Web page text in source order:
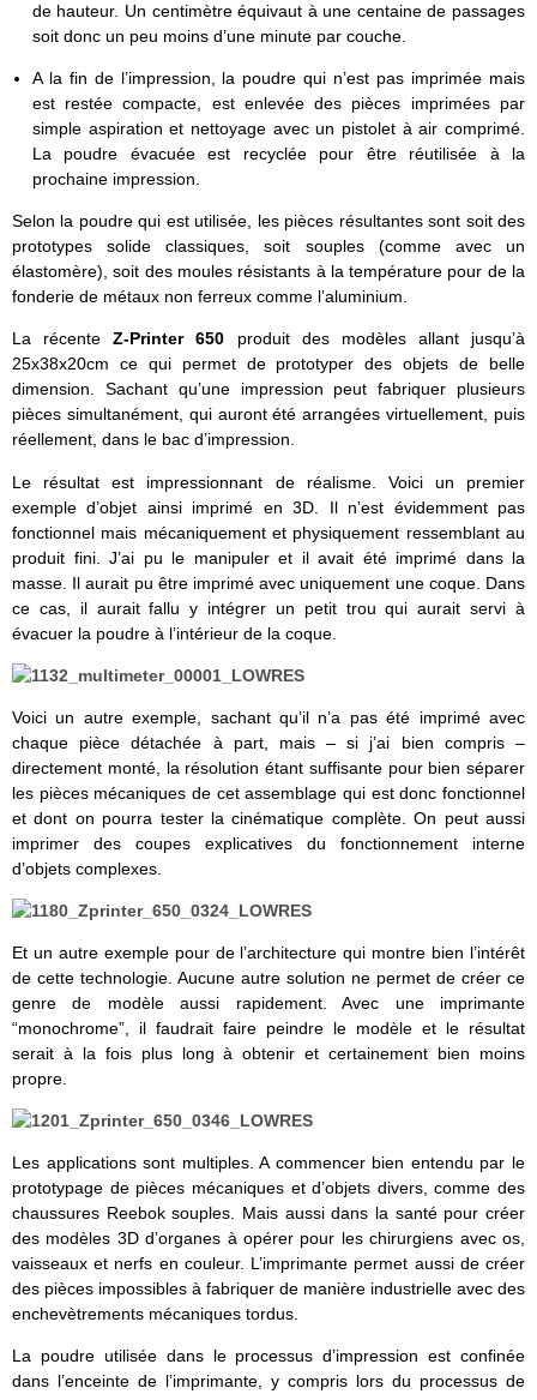
de hauteur. Un centimètre équivaut à une centaine de passages
soit donc un peu moins d’une minute par couche.
A la fin de l’impression, la poudre qui n’est pas imprimée mais
est restée compacte, est enlevée des pièces imprimées par
simple aspiration et nettoyage avec un pistolet à air comprimé.
La poudre évacuée est recyclée pour être réutilisée à la
prochaine impression.
Selon la poudre qui est utilisée, les pièces résultantes sont soit des
prototypes solide classiques, soit souples (comme avec un
élastomère), soit des moules résistants à la température pour de la
fonderie de métaux non ferreux comme l’aluminium.
La récenteZ-Printer 650 produit des modèles allant jusqu’à
25x38x20cm ce qui permet de prototyper des objets de belle
dimension. Sachant qu’une impression peut fabriquer plusieurs
pièces simultanément, qui auront été arrangées virtuellement, puis
réellement, dans le bac d’impression.
Le résultat est impressionnant de réalisme. Voici un premier
exemple d’objet ainsi imprimé en 3D. Il n’est évidemment pas
fonctionnel mais mécaniquement et physiquement ressemblant au
produit fini. J’ai pu le manipuler et il avait été imprimé dans la
masse. Il aurait pu être imprimé avec uniquement une coque. Dans
ce cas, il aurait fallu y intégrer un petit trou qui aurait servi à
évacuer la poudre à l’intérieur de la coque.
Voici un autre exemple, sachant qu’il n’a pas été imprimé avec
chaque pièce détachée à part, mais – si j’ai bien compris –
directement monté, la résolution étant suffisante pour bien séparer
les pièces mécaniques de cet assemblage qui est donc fonctionnel
et dont on pourra tester la cinématique complète. On peut aussi
imprimer des coupes explicatives du fonctionnement interne
d’objets complexes.
Et un autre exemple pour de l’architecture qui montre bien l’intérêt
de cette technologie. Aucune autre solution ne permet de créer ce
genre de modèle aussi rapidement. Avec une imprimante
“monochrome”, il faudrait faire peindre le modèle et le résultat
serait à la fois plus long à obtenir et certainement bien moins
propre.
Les applications sont multiples. A commencer bien entendu par le
prototypage de pièces mécaniques et d’objets divers, comme des
chaussures Reebok souples. Mais aussi dans la santé pour créer
des modèles 3D d’organes à opérer pour les chirurgiens avec os,
vaisseaux et nerfs en couleur. L’imprimante permet aussi de créer
des pièces impossibles à fabriquer de manière industrielle avec des
enchevètrements mécaniques tordus.
La poudre utilisée dans le processus d’impression est confinée
dans l’enceinte de l’imprimante, y compris lors du processus de